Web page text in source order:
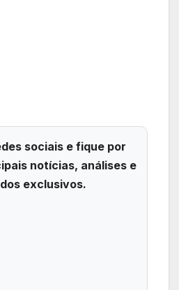
sociais e fique por
notícias, análises e
exclusivos.